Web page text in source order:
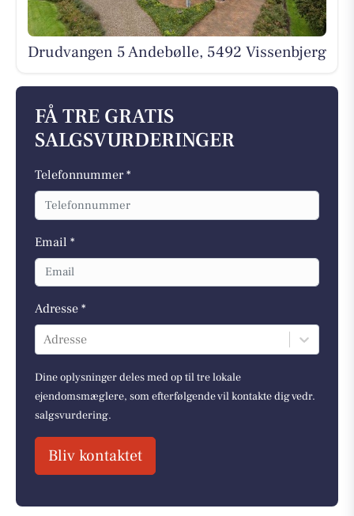
Drudvangen 5 Andebølle, 5492 Vissenbjerg
FÅ TRE GRATIS
SALGSVURDERINGER
Telefonnummer *
Email *
Adresse *
Adresse
Dine oplysninger deles med op til tre lokale
ejendomsmæglere, som efterfølgende vil kontakte dig vedr.
salgsvurdering.
Bliv kontaktet